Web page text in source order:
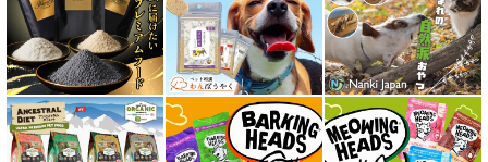
エアドライ ドッグフード
愛猫用ウェット300円以下コーナー
全年齢対応 フード for CAT